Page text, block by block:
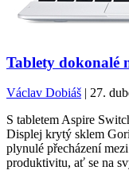
Tablety dokonalé
Václav Dobiáš| 27.
S tabletem Aspire
Displej krytý sklem
plynulé přecházení
produktivitu, ať se na